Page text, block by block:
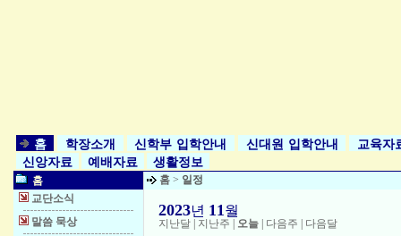
홈 학장소개 신학부 입학안내 신대원 입학안내
교육자
신앙자료
예배자료 생활정보
홈
교단소식
말씀 묵상
홈 > 일정
2023년 11월
지난달 지난주 오늘 다음주 다음달